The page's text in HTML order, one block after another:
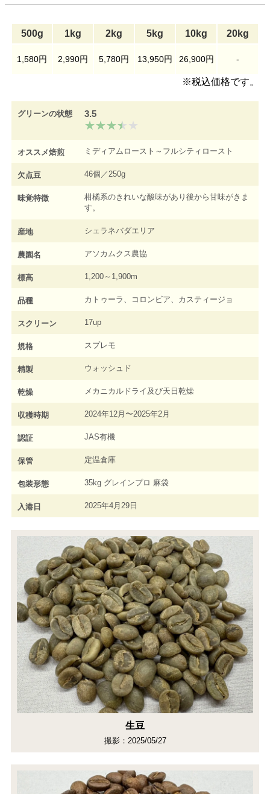
500g 1kg 2kg 5kg 10kg 20kg
※税込価格です。
1,580円 2,990円 5,780円 13,950円 26,900円 -
グリーンの状態 3.5
オススメ焙煎 ミディアムロースト～フルシティロースト
欠点豆 46個／250g
味覚特徴
柑橘系のきれいな酸味があり後から甘味がきま
す。
産地 シェラネバダエリア
農園名 アソカムクス農協
標高 1,200～1,900m
品種 カトゥーラ、コロンビア、カスティージョ
スクリーン 17up
規格 スプレモ
精製 ウォッシュド
乾燥 メカニカルドライ及び天日乾燥
収穫時期 2024年12月〜2025年2月
認証 JAS有機
保管 定温倉庫
包装形態 35kg グレインプロ 麻袋
入港日 2025年4月29日
生豆
撮影：2025/05/27